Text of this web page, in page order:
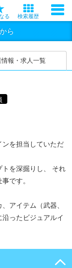
る 検索履歴
ら
情報・求人一覧
を担当していただ
を深掘りし、 それ
です。
アイテム（武器、
ったビジュアルイ